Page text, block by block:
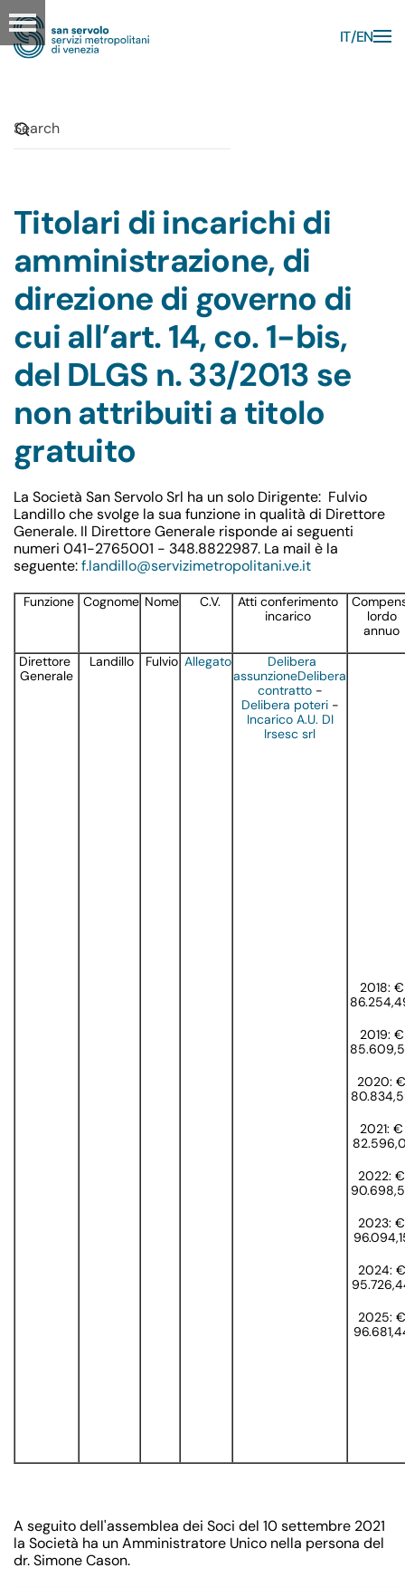
Skip to main content
IT EN
Titolari di incarichi di
amministrazione, di
direzione di governo di
cui all’art. 14, co. 1-bis,
del DLGS n. 33/2013 se
non attribuiti a titolo
gratuito
La Società San Servolo Srl ha un solo Dirigente: Fulvio
Landillo che svolge la sua funzione in qualità di Direttore
Generale. Il Direttore Generale risponde ai seguenti
numeri 041-2765001 - 348.8822987. La mail è la
seguente:f.landillo@servizimetropolitani.ve.it
Funzione Cognome Nome C.V.
Atti conferimento
incarico
lordo
annuo
Direttore
Generale
Landillo Fulvio Allegato
Delibera
assunzioneDelibera
contratto-
Delibera poteri-
Incarico A.U. DI
Irsesc srl
2018: €
2019: €
2020: €
2021: €
2022: €
2023: €
2024: €
2025: €
A seguito dell'assemblea dei Soci del 10 settembre 2021
la Società ha un Amministratore Unico nella persona del
dr. Simone Cason.